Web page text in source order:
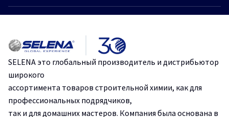
Клеи для напольных покрытий
Ленты и стрейч-пленки
Крепежи
Аэрозольные краски и грунтовки
Больше статей
Эффективное и быстрое склеивание с помощью одного
продукта.
Защититесь от плесени и грибка на срок до 10 лет.
Пено-клеи – основа безопасности в строительстве.
SELENA это глобальный производитель и дистрибьютор
широкого
ассортимента товаров строительной химии, как для
профессиональных подрядчиков,
так и для домашних мастеров. Компания была основана в